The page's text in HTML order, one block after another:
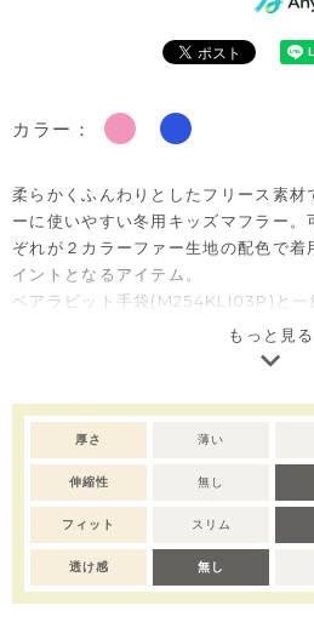
カラー：
柔らかくふんわりとしたフリース素材
ーに使いやすい冬用キッズマフラー。
ぞれが２カラーファー生地の配色で着
イントとなるアイテム。
ベアラビット手袋(M254KLI03P)と一
もっと見る
厚さ 薄い
伸縮性 無し
フィット スリム
透け感 無し